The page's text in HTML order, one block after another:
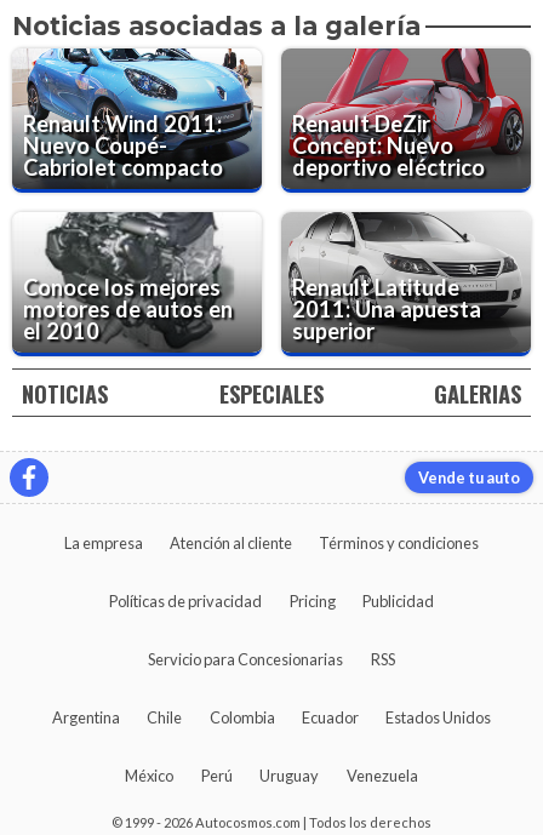
Noticias asociadas a la galería
Renault Wind 2011:
Nuevo Coupé-
Cabriolet compacto
Renault DeZir
Concept: Nuevo
deportivo eléctrico
Conoce los mejores
motores de autos en
el 2010
Renault Latitude
2011: Una apuesta
superior
NOTICIAS ESPECIALES GALERIAS
Vende tu auto
La empresa Atención al cliente Términos y condiciones
Políticas de privacidad Pricing Publicidad
Servicio para Concesionarias RSS
Argentina Chile Colombia Ecuador Estados Unidos
México Perú Uruguay Venezuela
© 1999 - 2026 Autocosmos.com | Todos los derechos